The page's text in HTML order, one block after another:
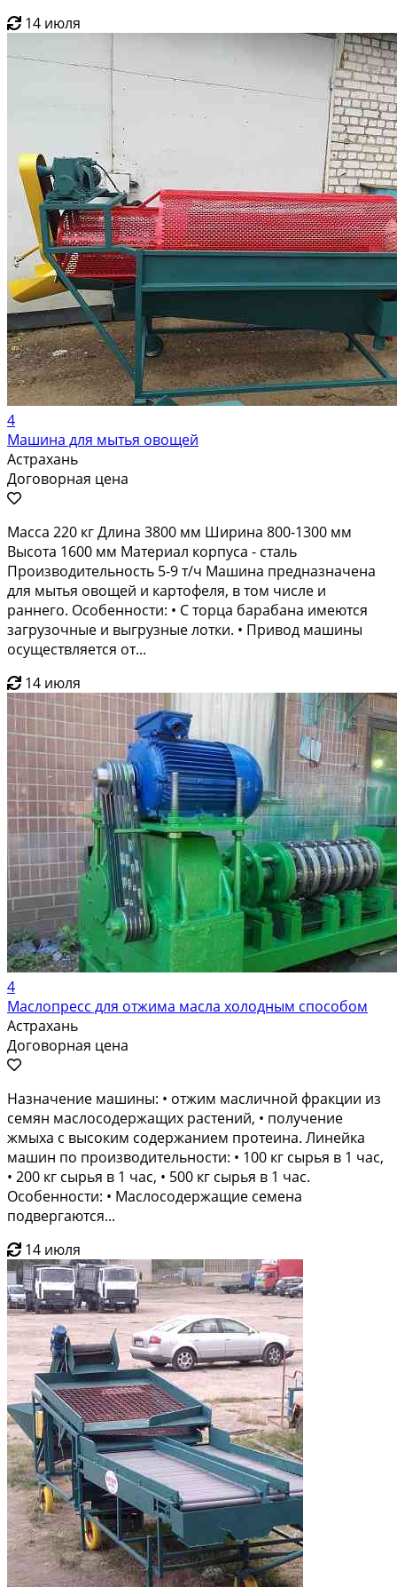
14 июля
4
Машина для мытья овощей
Астрахань
Договорная цена
Масса 220 кг Длина 3800 мм Ширина 800-1300 мм
Высота 1600 мм Материал корпуса - сталь
Производительность 5-9 т/ч Машина предназначена
для мытья овощей и картофеля, в том числе и
раннего. Особенности: • С торца барабана имеются
загрузочные и выгрузные лотки. • Привод машины
осуществляется от...
14 июля
4
Маслопресс для отжима масла холодным способом
Астрахань
Договорная цена
Назначение машины: • отжим масличной фракции из
семян маслосодержащих растений, • получение
жмыха с высоким содержанием протеина. Линейка
машин по производительности: • 100 кг сырья в 1 час,
• 200 кг сырья в 1 час, • 500 кг сырья в 1 час.
Особенности: • Маслосодержащие семена
подвергаются...
14 июля